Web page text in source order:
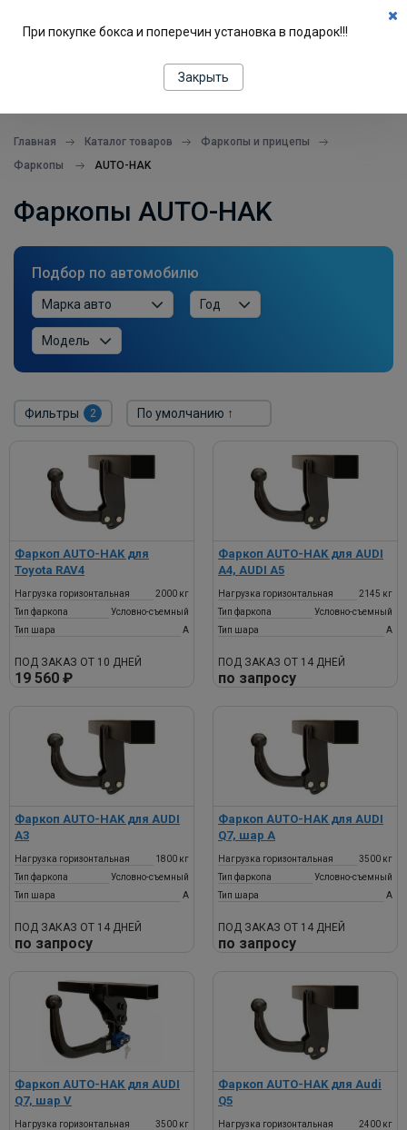
Главная Каталог товаров
Фаркопы и прицепы
Фаркопы
AUTO-HAK
Фаркопы AUTO-HAK
Подбор по автомобилю
Фильтры 2
Фаркоп AUTO-HAK для
Toyota RAV4
Нагрузка горизонтальная
2000 кг
Тип фаркопа
Условно-съемный
Тип шара
A
ПОД ЗАКАЗ ОТ 10 ДНЕЙ
19 560 ₽
Фаркоп AUTO-HAK для AUDI
A4, AUDI A5
Нагрузка горизонтальная
2145 кг
Тип фаркопа
Условно-съемный
Тип шара
A
ПОД ЗАКАЗ ОТ 14 ДНЕЙ
по запросу
Фаркоп AUTO-HAK для AUDI
A3
Нагрузка горизонтальная
1800 кг
Тип фаркопа
Условно-съемный
Тип шара
A
ПОД ЗАКАЗ ОТ 14 ДНЕЙ
по запросу
Фаркоп AUTO-HAK для AUDI
Q7, шар А
Нагрузка горизонтальная
3500 кг
Тип фаркопа
Условно-съемный
Тип шара
A
ПОД ЗАКАЗ ОТ 14 ДНЕЙ
по запросу
Фаркоп AUTO-HAK для AUDI
Q7, шар V
Нагрузка горизонтальная
3500 кг
Фаркоп AUTO-HAK для Audi
Q5
Нагрузка горизонтальная
2400 кг
При покупке бокса и поперечин установка в подарок!!!
Закрыть